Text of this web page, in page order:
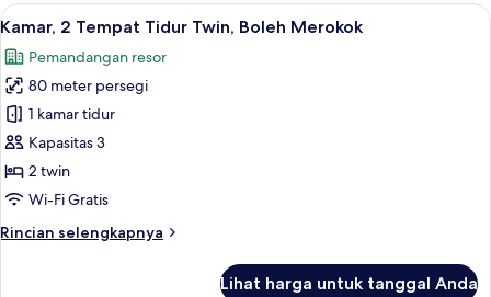
Tempat
King
Lihat
semua
foto
untuk
Kamar,
2
Tempat
Tidur
Boleh
Kamar, 2 Tempat Tidur Twin, Boleh
5
Kamar, 2 Tempat Tidur Twin, Boleh Merokok
Pemandangan resor
80 meter persegi
1 kamar tidur
Kapasitas 3
2 twin
Wi-Fi Gratis
Rincian selengkapnya
Rincian
Lihat harga untuk tanggal Anda